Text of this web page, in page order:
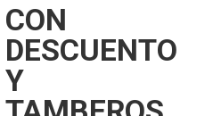
CON
DESCUENTO
Y